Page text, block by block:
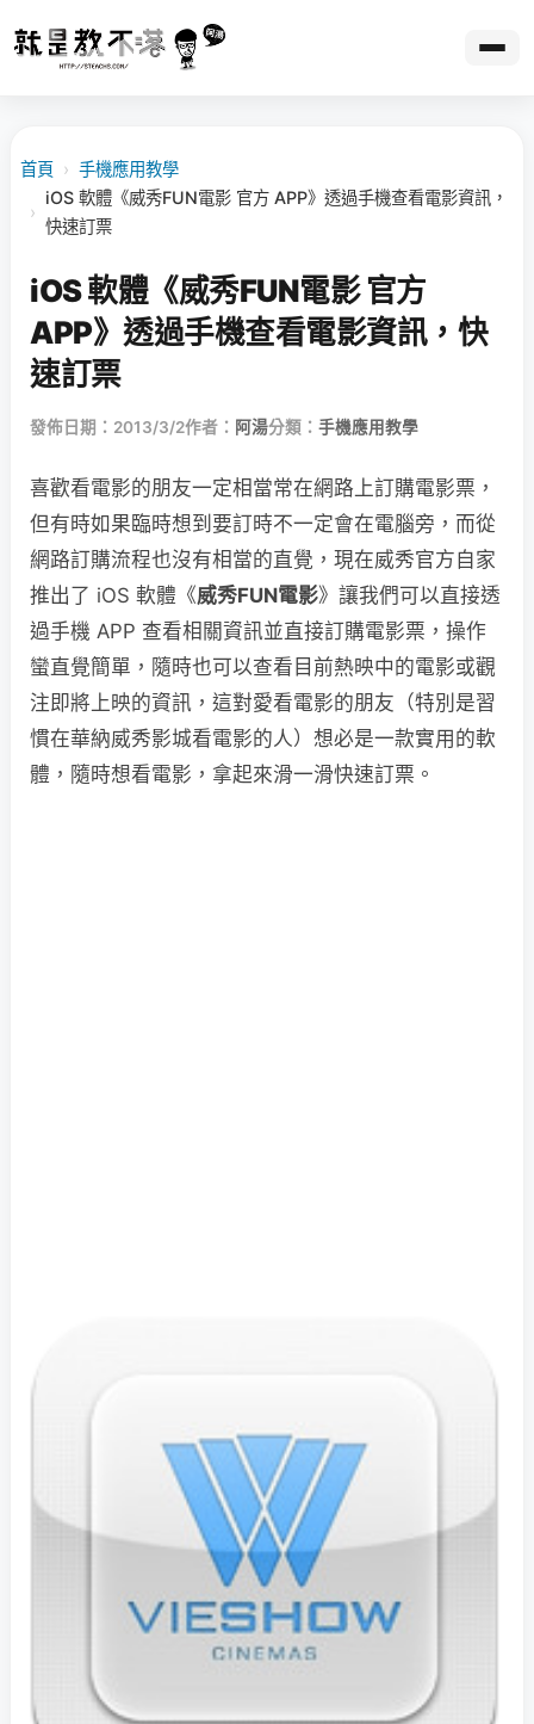
首頁 › 手機應用教學
›
iOS 軟體《威秀FUN電影 官方 APP》透過手機查看電影資訊，
快速訂票
iOS 軟體《威秀FUN電影 官方
APP》透過手機查看電影資訊，快
速訂票
發佈日期：2013/3/2作者： 阿湯分類： 手機應用教學
喜歡看電影的朋友一定相當常在網路上訂購電影票，
但有時如果臨時想到要訂時不一定會在電腦旁，而從
網路訂購流程也沒有相當的直覺，現在威秀官方自家
推出了 iOS 軟體《威秀FUN電影》讓我們可以直接透
過手機 APP 查看相關資訊並直接訂購電影票，操作
蠻直覺簡單，隨時也可以查看目前熱映中的電影或觀
注即將上映的資訊，這對愛看電影的朋友（特別是習
慣在華納威秀影城看電影的人）想必是一款實用的軟
體，隨時想看電影，拿起來滑一滑快速訂票。